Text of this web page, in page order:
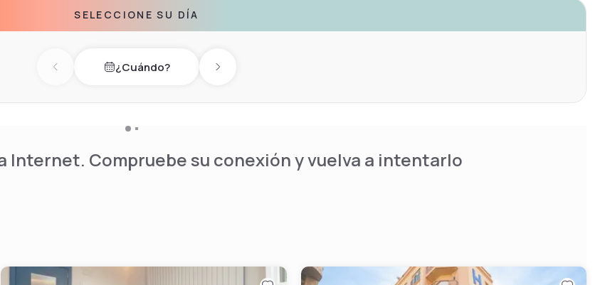
corner, una piscina
SELECCIONE SU DÍA
Previous day¿Cuándo? Next day
Internet. Compruebe su conexión y vuelva a intentarlo